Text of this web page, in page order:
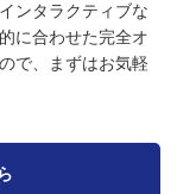
ンタラクティブな
に合わせた完全オ
で、まずはお気軽